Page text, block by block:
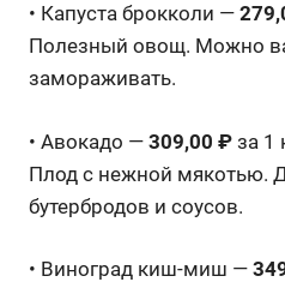
• Капуста брокколи —
Полезный овощ. Можно
замораживать.
• Авокадо — 309,00 ₽ за 1
Плод с нежной мякотью.
бутербродов и соусов.
• Виноград киш-миш —